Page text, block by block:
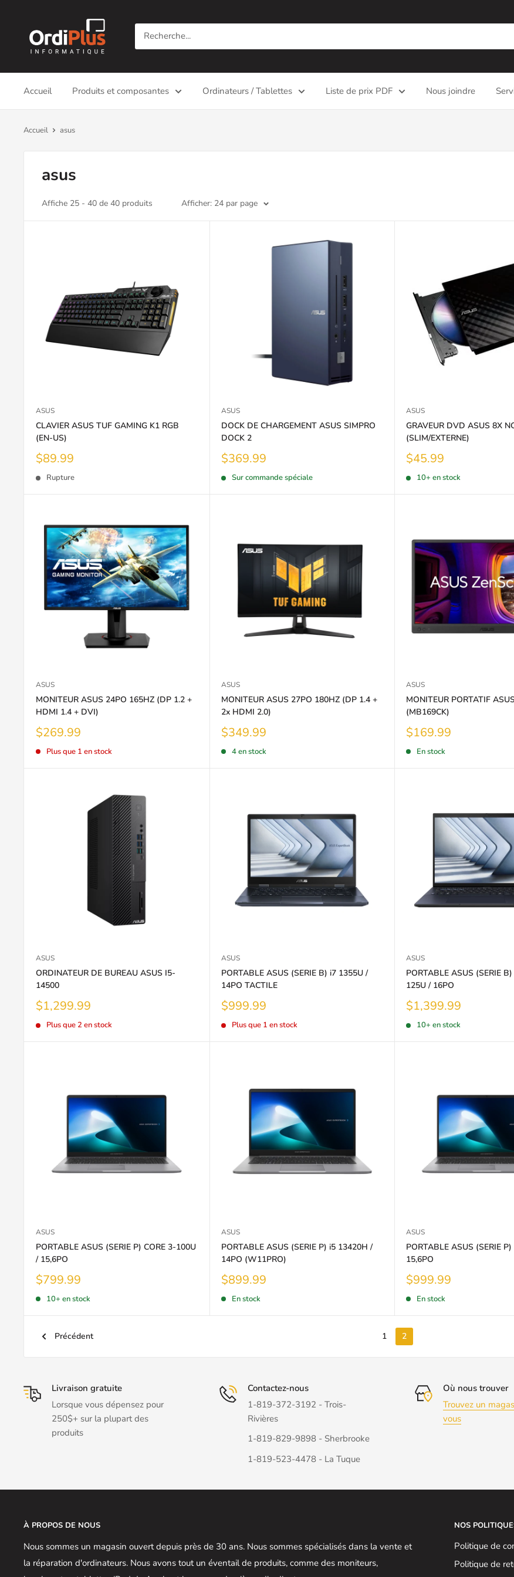
contenu
Accueil Produits et composantes Ordinateurs / Tablettes Liste de prix PDF Nous joindre
Accueil asus
asus
Affiche 25 - 40 de 40 produits Afficher: 24 par page
ASUS
CLAVIER ASUS TUF GAMING K1 RGB
(EN-US)
Prix
$89.99
Rupture
ASUS
DOCK DE CHARGEMENT ASUS SIMPRO
DOCK 2
Prix
$369.99
Sur commande spéciale
ASUS
GRAVEUR DVD ASUS 8X
(SLIM/EXTERNE)
Prix
$45.99
10+ en stock
ASUS
MONITEUR ASUS 24PO 165HZ (DP 1.2 +
HDMI 1.4 + DVI)
Prix
réduit
$269.99
Plus que 1 en stock
ASUS
MONITEUR ASUS 27PO 180HZ (DP 1.4 +
2x HDMI 2.0)
Prix
réduit
$349.99
4 en stock
ASUS
MONITEUR PORTATIF
(MB169CK)
Prix
réduit
$169.99
En stock
ASUS
ORDINATEUR DE BUREAU ASUS I5-
14500
Prix
$1,299.99
Plus que 2 en stock
ASUS
PORTABLE ASUS (SERIE B) i7 1355U /
14PO TACTILE
Prix
$999.99
Plus que 1 en stock
ASUS
PORTABLE ASUS (SERIE
125U / 16PO
Prix
$1,399.99
10+ en stock
ASUS
PORTABLE ASUS (SERIE P) CORE 3-100U
/ 15,6PO
Prix
réduit
$799.99
10+ en stock
ASUS
PORTABLE ASUS (SERIE P) i5 13420H /
14PO (W11PRO)
Prix
réduit
$899.99
En stock
ASUS
PORTABLE ASUS (SERIE
15,6PO
Prix
réduit
$999.99
En stock
Précédent 1 2
Livraison gratuite
Lorsque vous dépensez pour
250$+ sur la plupart des
produits
Contactez-nous
1-819-372-3192 - Trois-
Rivières
1-819-829-9898 - Sherbrooke
1-819-523-4478 - La Tuque
Où nous trouver
Trouvez un
vous
À PROPOS DE NOUS
Nous sommes un magasin ouvert depuis près de 30 ans. Nous sommes spécialisés dans la vente et
la réparation d'ordinateurs. Nous avons tout un éventail de produits, comme des moniteurs,
NOS
Politique de
Politique de